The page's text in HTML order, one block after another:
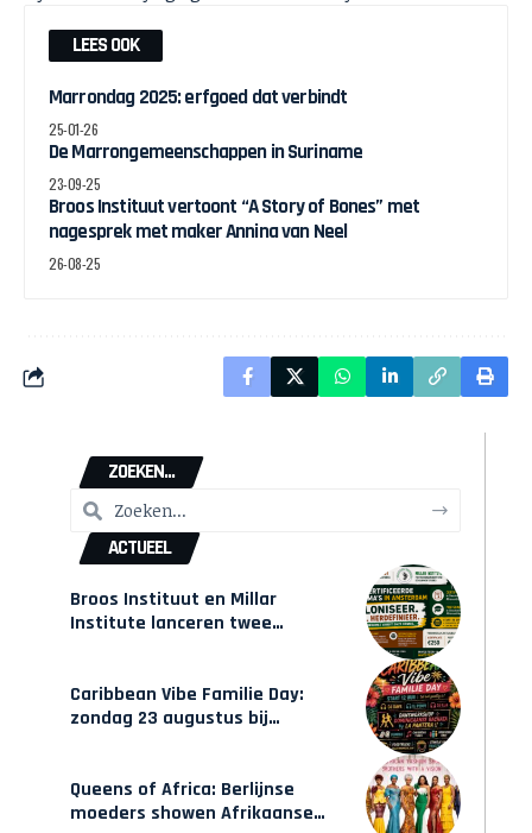
LEES OOK
Marrondag 2025: erfgoed dat verbindt
25-01-26
De Marrongemeenschappen in Suriname
23-09-25
Broos Instituut vertoont “A Story of Bones” met
nagesprek met maker Annina van Neel
26-08-25
ZOEKEN...
ACTUEEL
Broos Instituut en Millar
Institute lanceren twee
Caribbean Vibe Familie Day:
zondag 23 augustus bij
Queens of Africa: Berlijnse
moeders showen Afrikaanse